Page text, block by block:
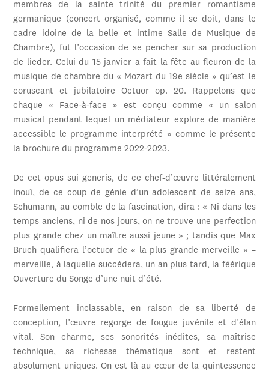
membres de la sainte trinité du premier romantisme
germanique (concert organisé, comme il se doit, dans le
cadre idoine de la belle et intime Salle de Musique de
Chambre), fut l’occasion de se pencher sur sa production
de lieder. Celui du 15 janvier a fait la fête au fleuron de la
musique de chambre du « Mozart du 19e siècle » qu’est le
coruscant et jubilatoire Octuor op. 20. Rappelons que
chaque « Face-à-face » est conçu comme « un salon
musical pendant lequel un médiateur explore de manière
accessible le programme interprété » comme le présente
la brochure du programme 2022-2023.
De cet opus sui generis, de ce chef-d’œuvre littéralement
inouï, de ce coup de génie d’un adolescent de seize ans,
Schumann, au comble de la fascination, dira : « Ni dans les
temps anciens, ni de nos jours, on ne trouve une perfection
plus grande chez un maître aussi jeune » ; tandis que Max
Bruch qualifiera l’octuor de « la plus grande merveille » –
merveille, à laquelle succédera, un an plus tard, la féérique
Ouverture du Songe d’une nuit d’été.
Formellement inclassable, en raison de sa liberté de
conception, l’œuvre regorge de fougue juvénile et d’élan
vital. Son charme, ses sonorités inédites, sa maîtrise
technique, sa richesse thématique sont et restent
absolument uniques. On est là au cœur de la quintessence